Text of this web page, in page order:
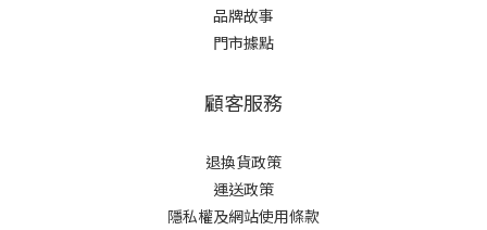
品牌故事
門市據點
顧客服務
退換貨政策
運送政策
隱私權及網站使用條款